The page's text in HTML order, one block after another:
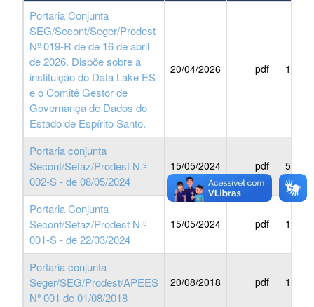
Portaria Conjunta
SEG/Secont/Seger/Prodest
Nº 019-R de de 16 de abril
de 2026. Dispõe sobre a
instituição do Data Lake ES
e o Comitê Gestor de
Governança de Dados do
Estado de Espírito Santo.
20/04/2026 pdf 186
Portaria conjunta
Secont/Sefaz/Prodest N.º
002-S - de 08/05/2024
15/05/2024 pdf 583
Portaria Conjunta
Secont/Sefaz/Prodest N.º
001-S - de 22/03/2024
15/05/2024 pdf 195
Portaria conjunta
Seger/SEG/Prodest/APEES
Nº 001 de 01/08/2018
20/08/2018 pdf 146